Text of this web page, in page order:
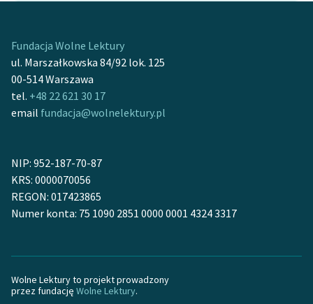
Fundacja Wolne Lektury
ul. Marszałkowska 84/92 lok. 125
00-514 Warszawa
tel. +48 22 621 30 17
email fundacja@wolnelektury.pl
NIP: 952-187-70-87
KRS: 0000070056
REGON: 017423865
Numer konta: 75 1090 2851 0000 0001 4324 3317
Wolne Lektury to projekt prowadzony
przez fundację Wolne Lektury.